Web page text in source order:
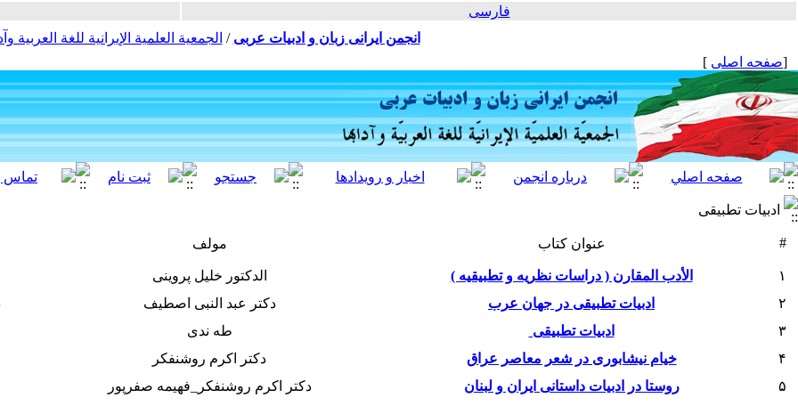
فارسی
انجمن ایرانی زبان و ادبیات عربی / الجمعية العلمية الإيرانية للغة العربية
[صفحه اصلی ]
ادبیات تطبیقی
# عنوان کتاب مولف
الأدب المقارن ( دراسات نظریه و تطبیقیه )
الدکتور خلیل پروینی
ادبیات تطبیقی در جهان عرب دکتر عبد النبی اصطیف
ادبيات تطبيقی
طه ندی
خیام نیشابوری در شعر معاصر عراق
دکتر اکرم روشنفکر
روستا در ادبیات داستانی ایران و لبنان
دکتر اکرم روشنفکر_فهیمه صفرپور